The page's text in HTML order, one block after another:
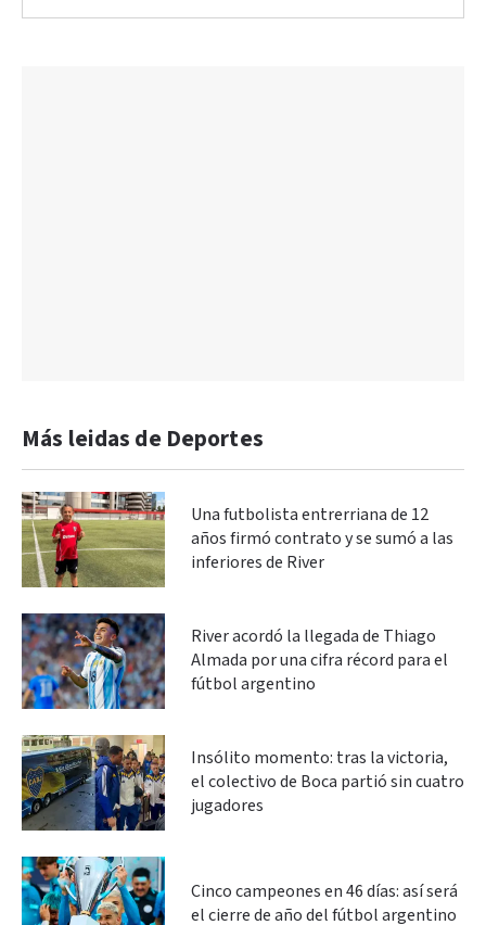
Más leidas de Deportes
Una futbolista entrerriana de 12
años firmó contrato y se sumó a las
inferiores de River
River acordó la llegada de Thiago
Almada por una cifra récord para el
fútbol argentino
Insólito momento: tras la victoria,
el colectivo de Boca partió sin cuatro
jugadores
Cinco campeones en 46 días: así será
el cierre de año del fútbol argentino